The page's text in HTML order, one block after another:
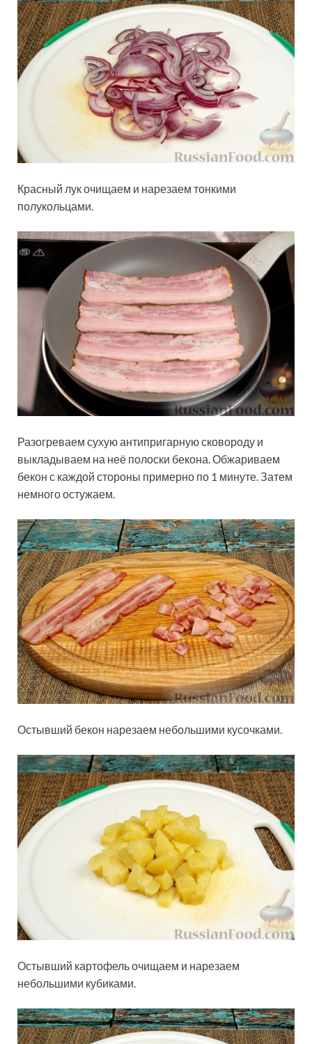
Красный лук очищаем и нарезаем тонкими
полукольцами.
Разогреваем сухую антипригарную сковороду и
выкладываем на неё полоски бекона. Обжариваем
бекон с каждой стороны примерно по 1 минуте. Затем
немного остужаем.
Остывший бекон нарезаем небольшими кусочками.
Остывший картофель очищаем и нарезаем
небольшими кубиками.